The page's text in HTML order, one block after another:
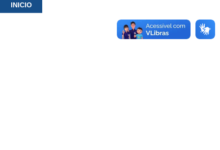
INICIO